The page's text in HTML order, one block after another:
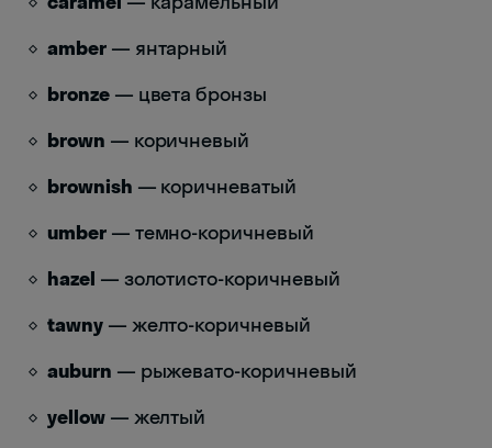
amber— янтарный
bronze— цвета бронзы
brown — коричневый
brownish — коричневатый
umber— темно-коричневый
hazel — золотисто-коричневый
tawny— желто-коричневый
auburn — рыжевато-коричневый
yellow— желтый